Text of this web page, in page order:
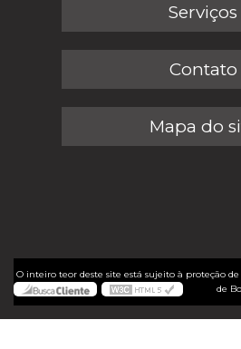
Serviços
Contato
Mapa do
O inteiro teor deste site está sujeito à proteção
de